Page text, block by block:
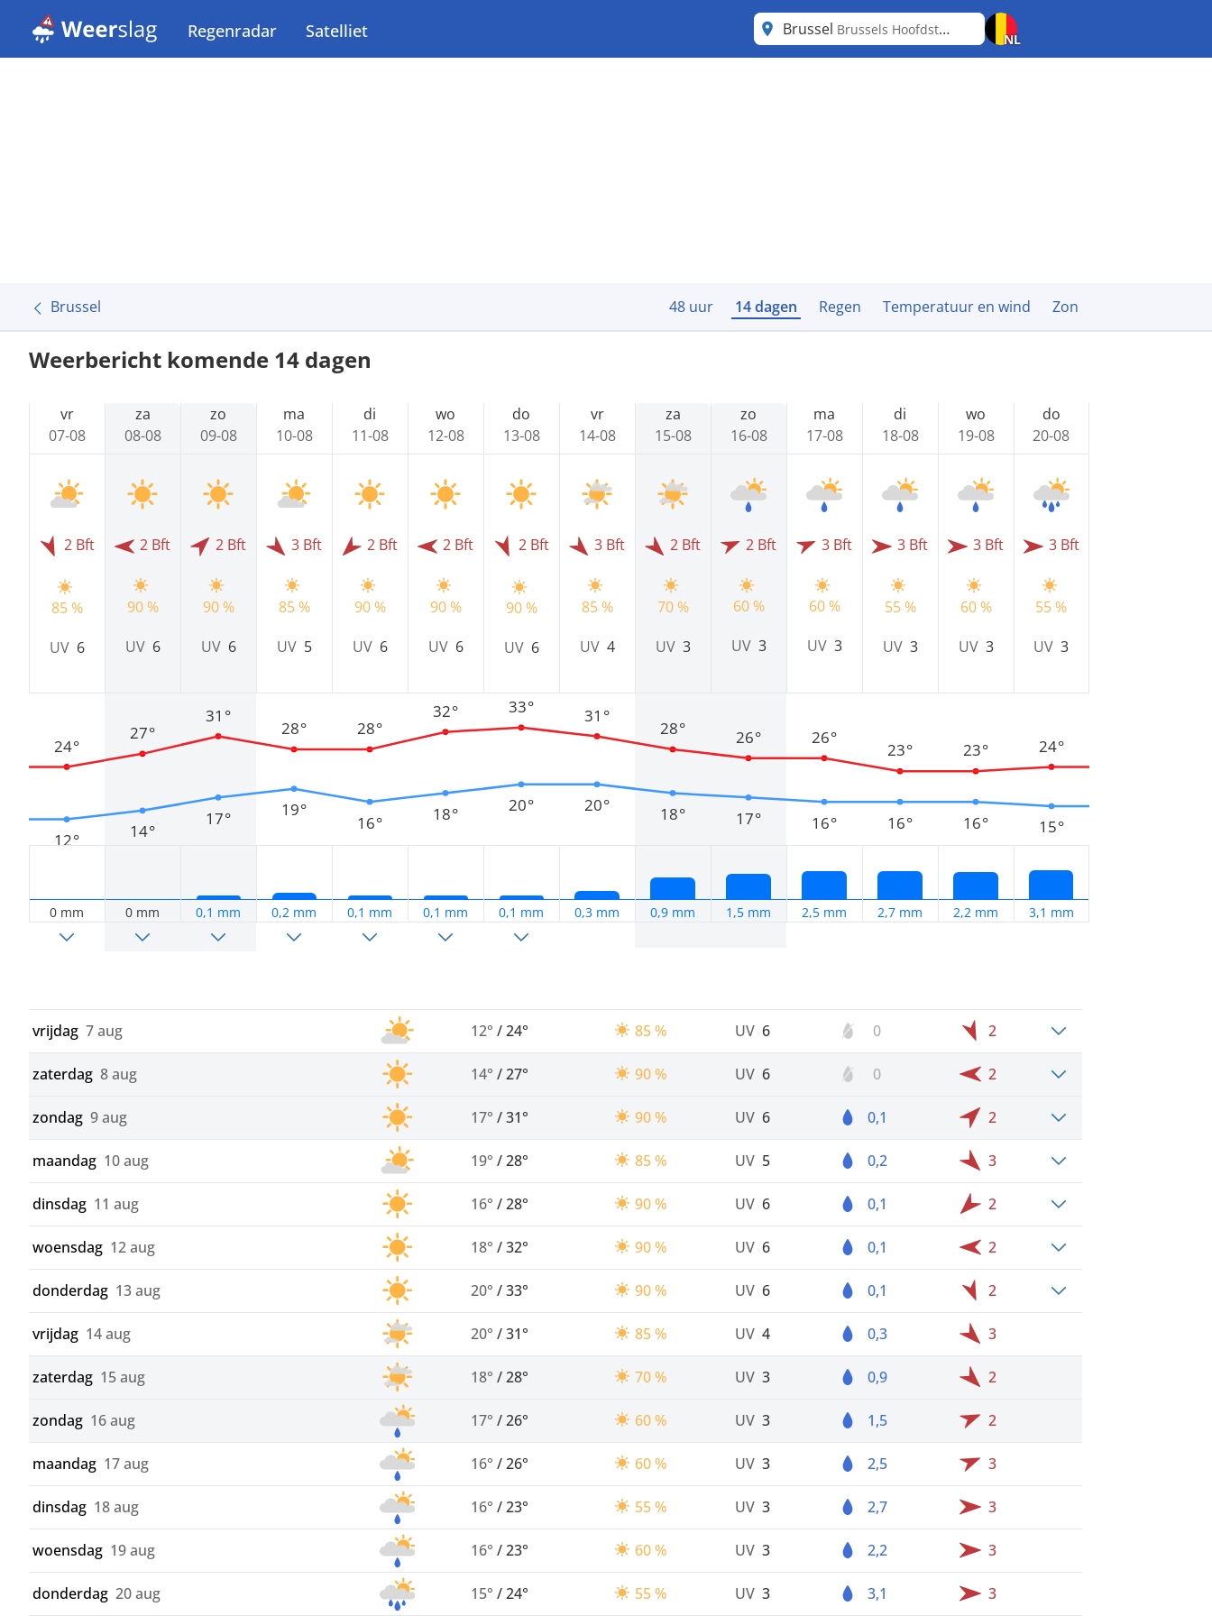
Regenradar Satelliet Brussel Brussels Hoofdstedelijk Gewest
NL
Brussel 48 uur 14 dagen Regen Temperatuur en wind Zon
Weerbericht komende 14 dagen
vr
07-08
2 Bft
85 %
UV 6
12°
24°
0 mm
za
08-08
2 Bft
90 %
UV 6
14°
27°
0 mm
zo
09-08
2 Bft
90 %
UV 6
17°
31°
0,1 mm
ma
10-08
3 Bft
85 %
UV 5
19°
28°
0,2 mm
di
11-08
2 Bft
90 %
UV 6
16°
28°
0,1 mm
wo
12-08
2 Bft
90 %
UV 6
18°
32°
0,1 mm
do
13-08
2 Bft
90 %
UV 6
20°
33°
0,1 mm
vr
14-08
3 Bft
85 %
UV 4
20°
31°
0,3 mm
za
15-08
2 Bft
70 %
UV 3
18°
28°
0,9 mm
zo
16-08
2 Bft
60 %
UV 3
17°
26°
1,5 mm
ma
17-08
3 Bft
60 %
UV 3
16°
26°
2,5 mm
di
18-08
3 Bft
55 %
UV 3
16°
23°
2,7 mm
wo
19-08
3 Bft
60 %
UV 3
16°
23°
2,2 mm
do
20-08
3 Bft
55 %
UV3
15°
24°
3,1 mm
vrijdag 7 aug 12° /24° 85 % UV 6 0 2
zaterdag 8 aug 14° /27° 90 % UV 6 0 2
zondag 9 aug 17° /31° 90 % UV 6 0,1 2
maandag 10 aug 19° /28° 85 % UV 5 0,2 3
dinsdag 11 aug 16° /28° 90 % UV 6 0,1 2
woensdag 12 aug 18° /32° 90 % UV 6 0,1 2
donderdag 13 aug 20° /33° 90 % UV 6 0,1 2
vrijdag 14 aug 20° /31° 85 % UV 4 0,3 3
zaterdag 15 aug 18° /28° 70 % UV 3 0,9 2
zondag 16 aug 17° /26° 60 % UV 3 1,5 2
maandag 17 aug 16° /26° 60 % UV 3 2,5 3
dinsdag 18 aug 16° /23° 55 % UV 3 2,7 3
woensdag 19 aug 16° /23° 60 % UV 3 2,2 3
donderdag 20 aug 15° /24° 55 % UV 3 3,1 3